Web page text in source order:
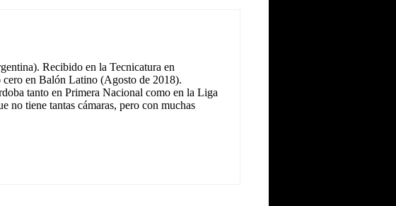
Recibido en la Tecnicatura en
en Balón Latino (Agosto de 2018).
tanto en Primera Nacional como en la Liga
no tiene tantas cámaras, pero con muchas